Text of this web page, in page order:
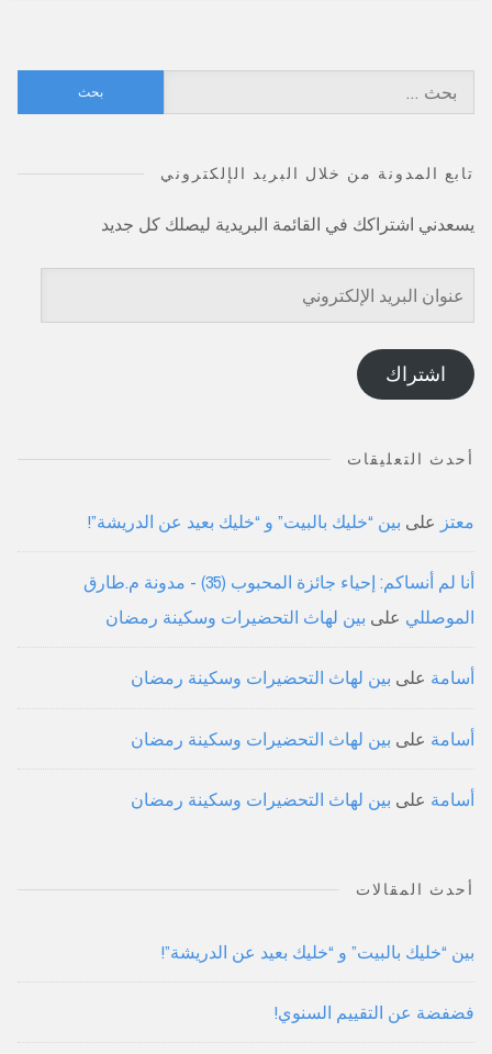
عن:
تابع المدونة من خلال البريد الإلكتروني
يسعدني اشتراكك في القائمة البريدية ليصلك كل جديد
عنوان
البريد
الإلكتروني
اشتراك
أحدث التعليقات
معتز على بين “خليك بالبيت” و “خليك بعيد عن الدريشة”!
أنا لم أنساكم: إحياء جائزة المحبوب (35) - مدونة م.طارق
الموصللي على بين لهاث التحضيرات وسكينة رمضان
أسامة على بين لهاث التحضيرات وسكينة رمضان
أسامة على بين لهاث التحضيرات وسكينة رمضان
أسامة على بين لهاث التحضيرات وسكينة رمضان
أحدث المقالات
بين “خليك بالبيت” و “خليك بعيد عن الدريشة”!
فضفضة عن التقييم السنوي!